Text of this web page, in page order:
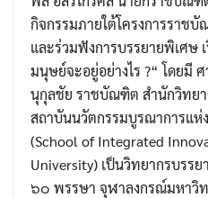
กิจกรรมภายใต้โครงการราช
และร่วมฟังการบรรยายพิเศษ
มนุษย์จะอยู่อย่างไร ?“ โดยมี
นุกุลชัย ราชบัณฑิต สำนักวิทย
สถาบันนวัตกรรมบูรณาการแ
(School of Integrated
University) เป็นวิทยากรบรร
๖๐ พรรษา จุฬาลงกรณ์มหาวิท